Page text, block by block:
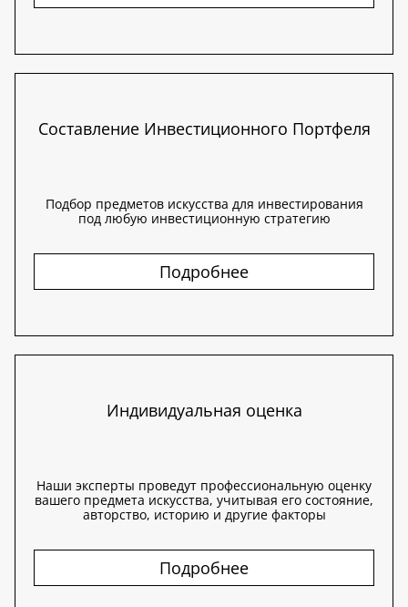
Составление Инвестиционного Портфеля
Подбор предметов искусства для инвестирования
под любую инвестиционную стратегию
Подробнее
Индивидуальная оценка
Наши эксперты проведут профессиональную оценку
вашего предмета искусства, учитывая его состояние,
авторство, историю и другие факторы
Подробнее